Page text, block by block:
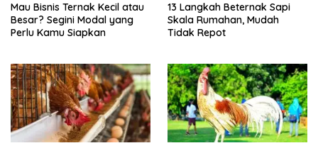
Mau Bisnis Ternak Kecil atau
Besar? Segini Modal yang
Perlu Kamu Siapkan
13 Langkah Beternak Sapi
Skala Rumahan, Mudah
Tidak Repot